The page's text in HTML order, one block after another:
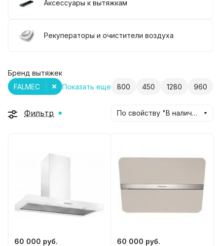
Аксессуары к вытяжкам
Рекуператоры и очистители воздуха
Бренд вытяжек
Показать еще
800 450 1280 960
FALMEC
Фильтр По свойству "В наличии" (убывание)
60 000 руб.
60 000 руб.